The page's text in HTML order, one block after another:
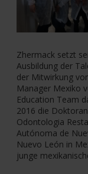
Zhermack setzt
Ausbildung der
der Mitwirkung
Manager Mexiko
Education Team
2016 die
Odontologia
Autónoma de
Nuevo León in
junge